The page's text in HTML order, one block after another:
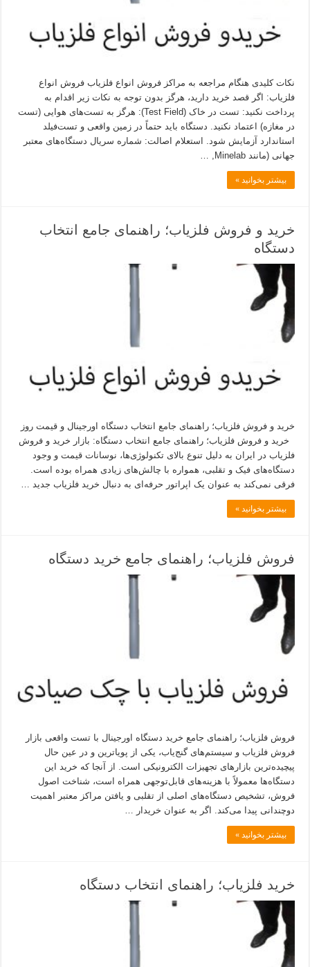
نکات کلیدی هنگام مراجعه به مراکز فروش انواع فلزیاب فروش انواع
فلزیاب: اگر قصد خرید دارید، هرگز بدون توجه به نکات زیر اقدام به
پرداخت نکنید: تست در خاک (Test Field): هرگز به تست‌های هوایی (تست
در مغازه) اعتماد نکنید. دستگاه باید حتماً در زمین واقعی و تست‌فیلد
استاندارد آزمایش شود. استعلام اصالت: شماره سریال دستگاه‌های معتبر
جهانی (مانند Minelab, …
بیشتر بخوانید »
خرید و فروش فلزیاب؛ راهنمای جامع انتخاب
دستگاه
خرید و فروش فلزیاب؛ راهنمای جامع انتخاب دستگاه اورجینال و قیمت روز
خرید و فروش فلزیاب؛ راهنمای جامع انتخاب دستگاه: بازار خرید و فروش
فلزیاب در ایران به دلیل تنوع بالای تکنولوژی‌ها، نوسانات قیمت و وجود
دستگاه‌های فیک و تقلبی، همواره با چالش‌های زیادی همراه بوده است.
فرقی نمی‌کند به عنوان یک اپراتور حرفه‌ای به دنبال خرید فلزیاب جدید …
بیشتر بخوانید »
فروش فلزیاب؛ راهنمای جامع خرید دستگاه
فروش فلزیاب؛ راهنمای جامع خرید دستگاه اورجینال با تست واقعی بازار
فروش فلزیاب و سیستم‌های گنج‌یاب، یکی از پویاترین و در عین حال
پیچیده‌ترین بازارهای تجهیزات الکترونیکی است. از آنجا که خرید این
دستگاه‌ها معمولاً با هزینه‌های قابل‌توجهی همراه است، شناخت اصول
فروش، تشخیص دستگاه‌های اصلی از تقلبی و یافتن مراکز معتبر اهمیت
دوچندانی پیدا می‌کند. اگر به عنوان خریدار …
بیشتر بخوانید »
خرید فلزیاب؛ راهنمای انتخاب دستگاه